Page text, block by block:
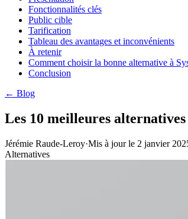
Fonctionnalités clés
Public cible
Tarification
Tableau des avantages et inconvénients
À retenir
Comment choisir la bonne alternative à
Conclusion
← Blog
Les 10 meilleures
Jérémie Raude-Leroy·Mis à jour le 2 janvier
Alternatives